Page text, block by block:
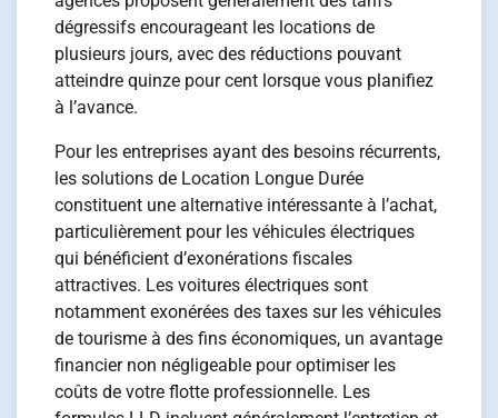
dégressifs encourageant les locations de
plusieurs jours, avec des réductions pouvant
atteindre quinze pour cent lorsque vous planifiez
à l’avance.
Pour les entreprises ayant des besoins récurrents,
les solutions de Location Longue Durée
constituent une alternative intéressante à l’achat,
particulièrement pour les véhicules électriques
qui bénéficient d’exonérations fiscales
attractives. Les voitures électriques sont
notamment exonérées des taxes sur les véhicules
de tourisme à des fins économiques, un avantage
financier non négligeable pour optimiser les
coûts de votre flotte professionnelle. Les